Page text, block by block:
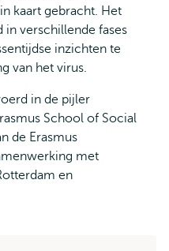
kaart gebracht. Het
verschillende fases
inzichten te
van het virus.
in de pijler
School of Social
de Erasmus
met
en